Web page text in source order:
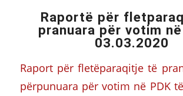
Raportë për
pranuara për votim në
03.03.2020
Raport për fletëparaqitje të
përpunuara për votim në PDK